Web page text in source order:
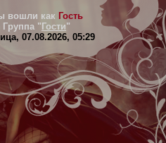
вошли как Гость
Группа " Гости"
07.08.2026, 05:29